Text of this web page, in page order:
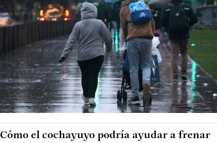
Cómo el cochayuyo podría ayudar a frenar